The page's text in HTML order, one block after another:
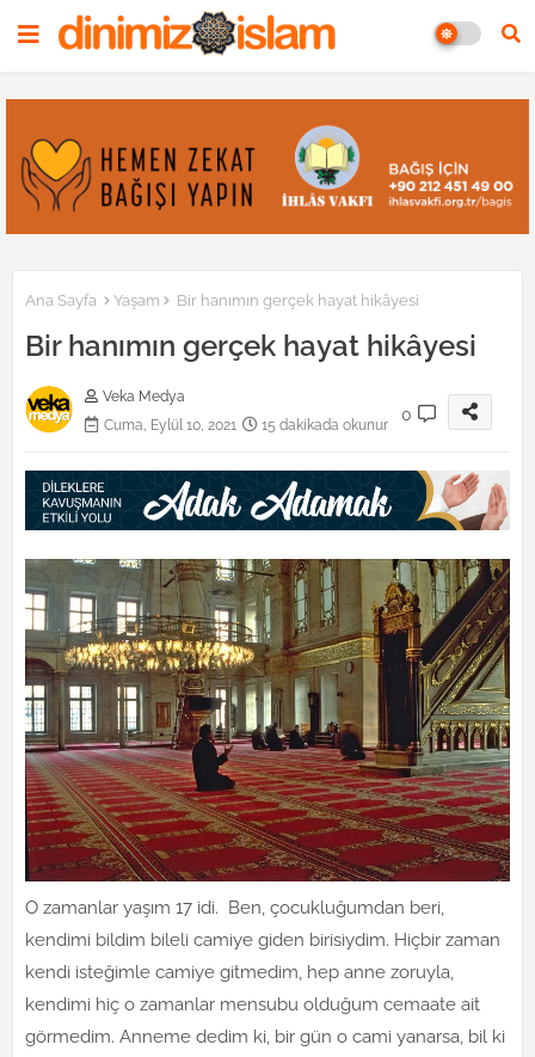
Ana Sayfa Yaşam Bir hanımın gerçek hayat hikâyesi
Bir hanımın gerçek hayat hikâyesi
Veka Medya
Cuma, Eylül 10, 2021
15 dakikada okunur
0
O zamanlar yaşım 17 idi. Ben, çocukluğumdan beri,
kendimi bildim bileli camiye giden birisiydim. Hiçbir zaman
kendi isteğimle camiye gitmedim, hep anne zoruyla,
kendimi hiç o zamanlar mensubu olduğum cemaate ait
görmedim. Anneme dedim ki, bir gün o cami yanarsa, bil ki